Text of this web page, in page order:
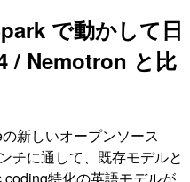
で動かして日
/ Nemotron と比
新しいオープンソース
チに通して、既存モデルと
特化の英語モデルが